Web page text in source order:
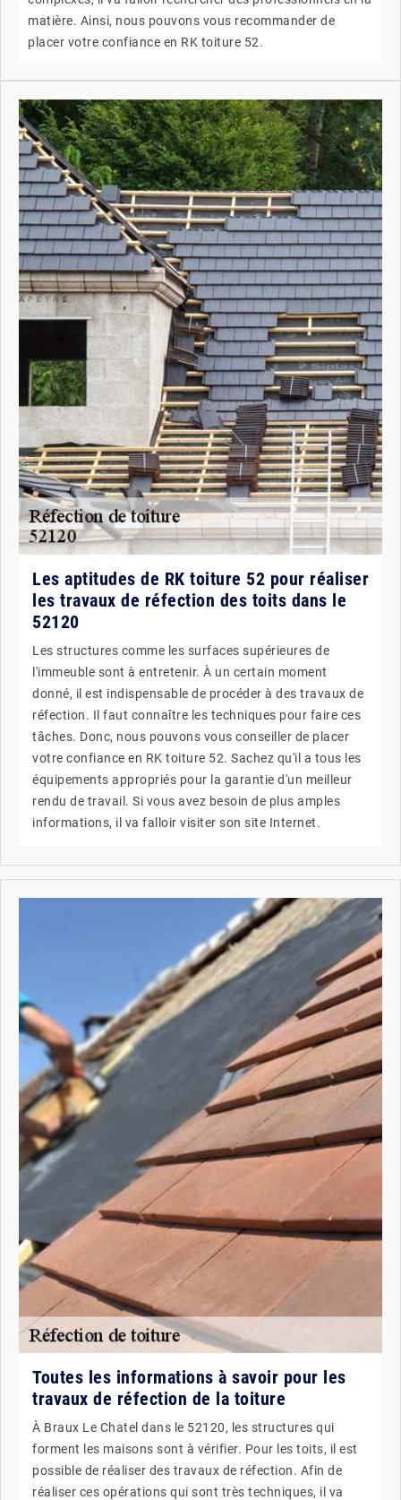
matière. Ainsi, nous pouvons vous recommander de
placer votre confiance en RK toiture 52.
Les aptitudes de RK toiture 52 pour réaliser
les travaux de réfection des toits dans le
52120
Les structures comme les surfaces supérieures de
l'immeuble sont à entretenir. À un certain moment
donné, il est indispensable de procéder à des travaux de
réfection. Il faut connaître les techniques pour faire ces
tâches. Donc, nous pouvons vous conseiller de placer
votre confiance en RK toiture 52. Sachez qu'il a tous les
équipements appropriés pour la garantie d'un meilleur
rendu de travail. Si vous avez besoin de plus amples
informations, il va falloir visiter son site Internet.
Toutes les informations à savoir pour les
travaux de réfection de la toiture
À Braux Le Chatel dans le 52120, les structures qui
forment les maisons sont à vérifier. Pour les toits, il est
possible de réaliser des travaux de réfection. Afin de
réaliser ces opérations qui sont très techniques, il va